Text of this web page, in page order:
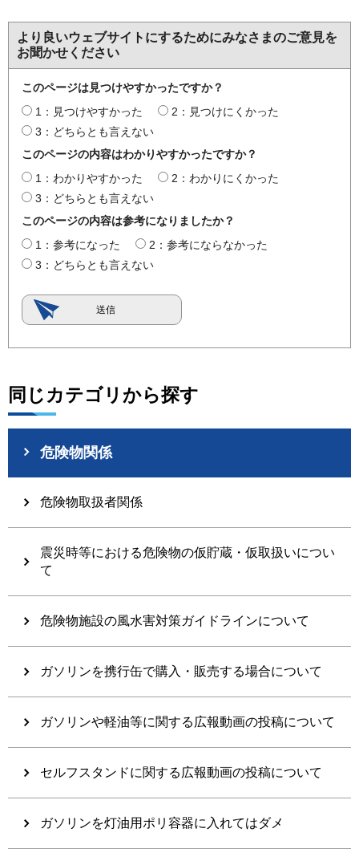
より良いウェブサイトにするためにみなさまのご意見を
お聞かせください
このページは見つけやすかったですか？
1：見つけやすかった
2：見つけにくかった
3：どちらとも言えない
このページの内容はわかりやすかったですか？
1：わかりやすかった
2：わかりにくかった
3：どちらとも言えない
このページの内容は参考になりましたか？
1：参考になった
2：参考にならなかった
3：どちらとも言えない
同じカテゴリから探す
危険物関係
危険物取扱者関係
震災時等における危険物の仮貯蔵・仮取扱いについ
て
危険物施設の風水害対策ガイドラインについて
ガソリンを携行缶で購入・販売する場合について
ガソリンや軽油等に関する広報動画の投稿について
セルフスタンドに関する広報動画の投稿について
ガソリンを灯油用ポリ容器に入れてはダメ